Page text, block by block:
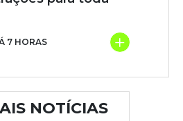
7 HORAS +
NOTÍCIAS